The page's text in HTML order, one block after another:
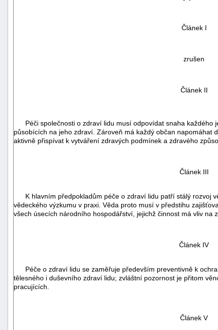
Článek I
zrušen
Článek II
Péči společnosti o zdraví lidu musí odpovídat snaha každého
působících na jeho zdraví. Zároveň má každý občan napomáhat
aktivně přispívat k vytváření zdravých podmínek a zdravého
Článek III
K hlavním předpokladům péče o zdraví lidu patří stálý rozvoj
vědeckého výzkumu v praxi. Věda proto musí v předstihu
všech úsecích národního hospodářství, jejichž činnost má vliv na
Článek IV
Péče o zdraví lidu se zaměřuje především preventivně k
tělesného i duševního zdraví lidu; zvláštní pozornost je přitom
pracujících.
Článek V
+náhrady